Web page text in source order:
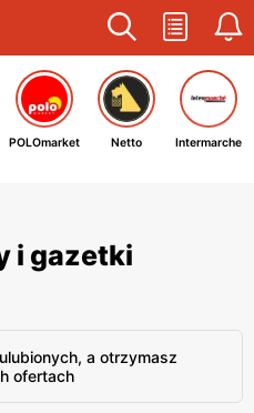
POLOmarket Netto Intermarche
i gazetki
a otrzymasz
ofertach